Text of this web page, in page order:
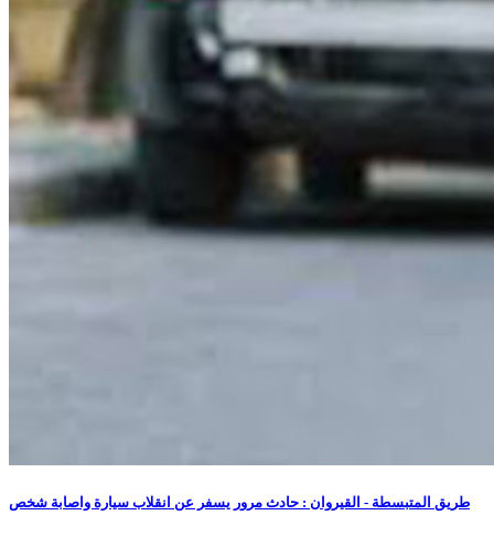
طريق المتبسطة - القيروان : حادث مرور يسفر عن انقلاب سيارة واصابة شخص